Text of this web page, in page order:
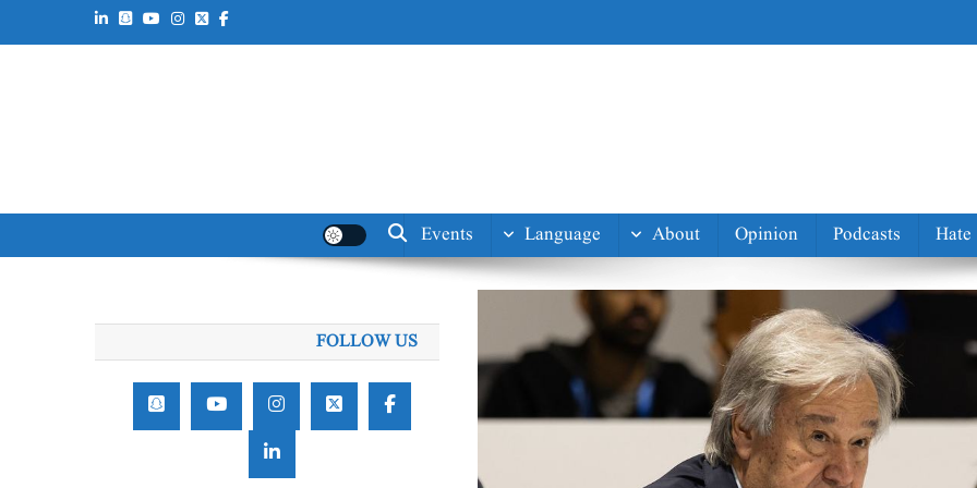
Hate
Podcasts
Opinion
About
Language
Events
FOLLOW US